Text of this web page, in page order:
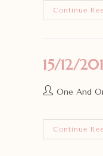
Continue
15/12/
One And
Continue